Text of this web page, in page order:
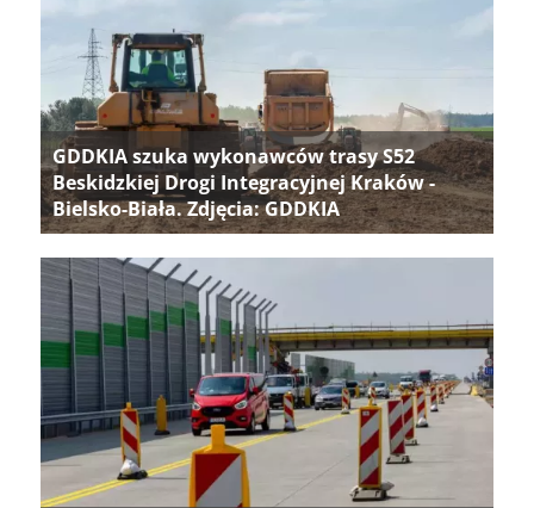
GDDKIA szuka wykonawców trasy S52
Beskidzkiej Drogi Integracyjnej Kraków -
Bielsko-Biała. Zdjęcia: GDDKIA